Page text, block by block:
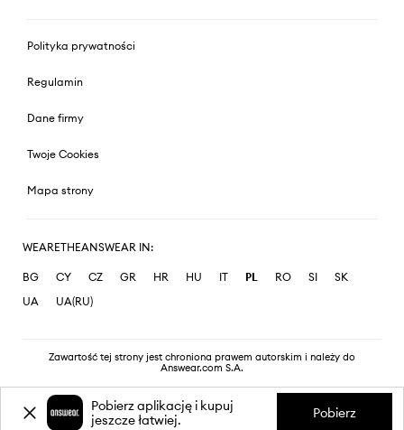
Polityka prywatności
Regulamin
Dane firmy
Twoje Cookies
Mapa strony
WEARETHEANSWEAR IN:
BG CY CZ GR HR HU IT PL RO SI
SK
UA
UA(RU)
Zawartość tej strony jest chroniona prawem autorskim i należy do
Answear.com S.A.
Pobierz aplikację i kupuj
jeszcze łatwiej.
Pobierz